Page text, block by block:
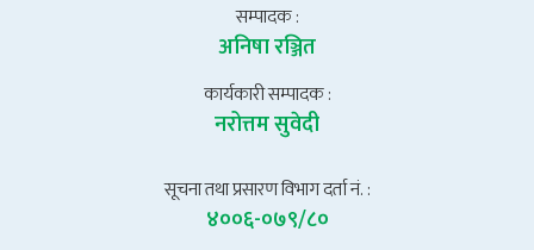
सम्पादक :
अनिषा रञ्जित
कार्यकारी सम्पादक :
नरोत्तम सुवेदी
सूचना तथा प्रसारण विभाग दर्ता नं. :
४००६-०७९/८०